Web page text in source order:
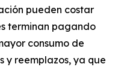
pueden costar
terminan pagando
consumo de
y reemplazos, ya que